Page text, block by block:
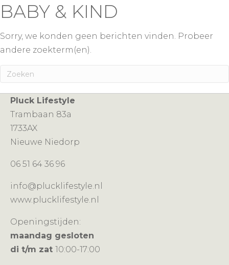
BABY & KIND
Sorry, we konden geen berichten vinden. Probeer
andere zoekterm(en).
Pluck Lifestyle
Trambaan 83a
1733AX
Nieuwe Niedorp
06 51 64 36 96
info@plucklifestyle.nl
www.plucklifestyle.nl
Openingstijden:
maandag gesloten
di t/m zat 10:00-17:00